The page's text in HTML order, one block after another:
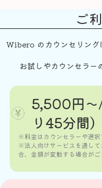
ご
Wibero のカウンセリング
お試しやカウンセラー
5,500円〜
り45分間）
※料金はカウンセラーや選択
※法人向けサービスを通し
合、金額が変動する場合がご